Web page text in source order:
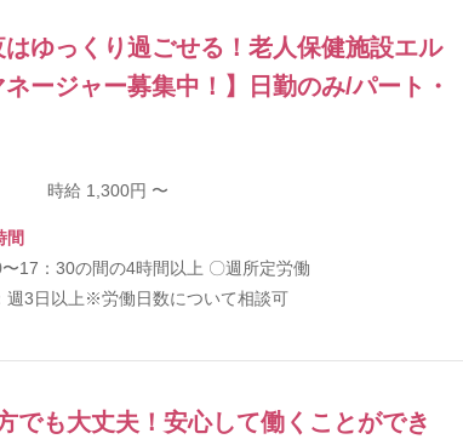
はゆっくり過ごせる！老人保健施設エル
ージャー募集中！】日勤のみ/パート・
時給 1,300円 〜
間
17：30の間の4時間以上 〇週所定労働
週3日以上※労働日数について相談可
でも大丈夫！安心して働くことができ